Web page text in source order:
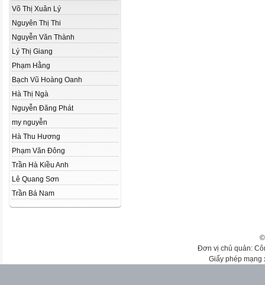
Võ Thị Xuân Lý
Nguyên Thị Thi
Nguyễn Văn Thành
Lý Thị Giang
Phạm Hằng
Bạch Vũ Hoàng Oanh
Hà Thị Ngà
Nguyễn Đăng Phát
my nguyễn
Hà Thu Hương
Phạm Văn Đông
Trần Hà Kiều Anh
Lê Quang Sơn
Trần Bá Nam
Đơn vị chủ quản:
Giấy phép mạng